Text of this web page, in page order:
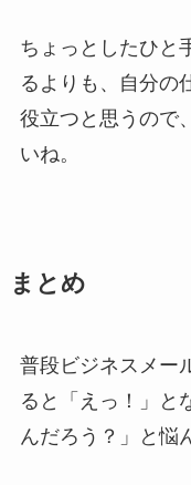
ちょっとしたひと
るよりも、自分の
役立つと思うので
いね。
まとめ
普段ビジネスメー
ると「えっ！」と
んだろう？」と悩